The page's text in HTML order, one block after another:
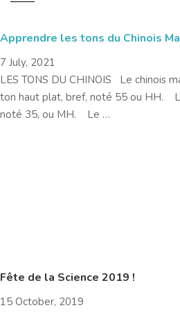
Apprendre les tons du Chinois
7 July, 2021
LES TONS DU CHINOIS Le chinois
ton haut plat, bref, noté 55 ou HH.
noté 35, ou MH. Le …
Fête de la Science 2019 !
15 October, 2019